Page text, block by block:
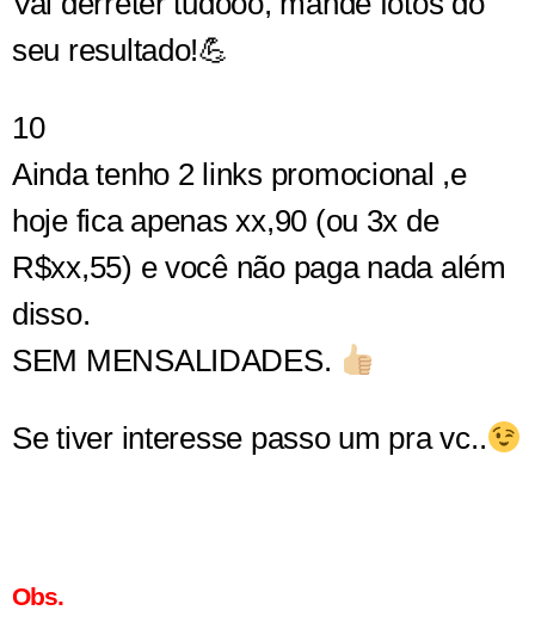
seu resultado!💪
10
Ainda tenho 2 links promocional ,e
hoje fica apenas xx,90 (ou 3x de
R$xx,55) e você não paga nada além
disso.
SEM MENSALIDADES.
Se tiver interesse passo um pra vc..
Obs.